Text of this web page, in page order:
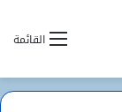
القائمة